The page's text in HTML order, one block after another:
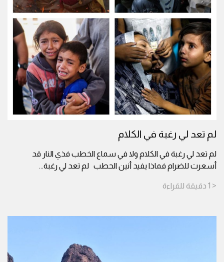
لم تعد لي رغبة في الكلام
لم تعد لي رغبة في الكلام ولا في سماع الخطب فذي النار قد
أسعرت للضرام فماذا يفيد أنين الحطب لم تعد لي رغبة...
< 1 دقيقة للقراءة